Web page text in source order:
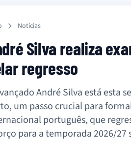
Notícias
Silva realiza
regresso
André Silva está esta
um passo crucial para
português, que
para a temporada 2026/27